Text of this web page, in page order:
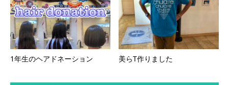
1年生のヘアドネーション 美らT作りました